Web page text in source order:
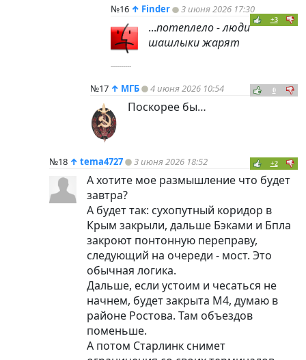
№16 ↑ Finder 3 июня 2026 17:30
+3
...потеплело - люди
шашлыки жарят
----------
№17 ↑ МГБ 4 июня 2026 10:54 0
Поскорее бы…
№18 ↑ tema4727 3 июня 2026 18:52 +2
А хотите мое размышление что будет
завтра?
А будет так: сухопутный коридор в
Крым закрыли, дальше Бэками и Бпла
закроют понтонную переправу,
следующий на очереди - мост. Это
обычная логика.
Дальше, если устоим и чесаться не
начнем, будет закрыта М4, думаю в
районе Ростова. Там объездов
поменьше.
А потом Старлинк снимет